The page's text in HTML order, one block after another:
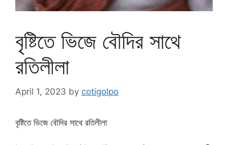
বৃষ্টিতে ভিজে বৌদির সাথে
রতিলীলা
April 1, 2023 by cotigolpo
বৃষ্টিতে ভিজে বৌদির সাথে রতিলীলা